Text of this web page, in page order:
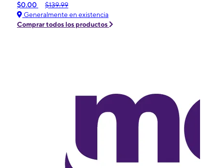
$0.00
$139.99
Generalmente en existencia
Comprar todos los productos